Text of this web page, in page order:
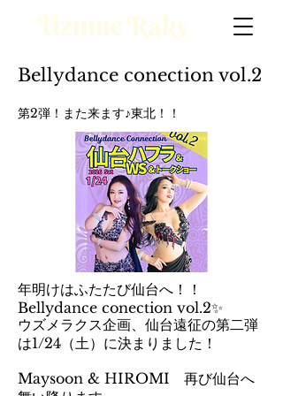
Bellydance conection vol.2
第2弾！また来ます♪東北！！
年明けはふたたび仙台へ！！
Bellydance conection vol.2✨
ウズメラクス企画、仙台遠征の第二弾
は1/24（土）に決まりました！
Maysoon & HIROMI 再び仙台へ